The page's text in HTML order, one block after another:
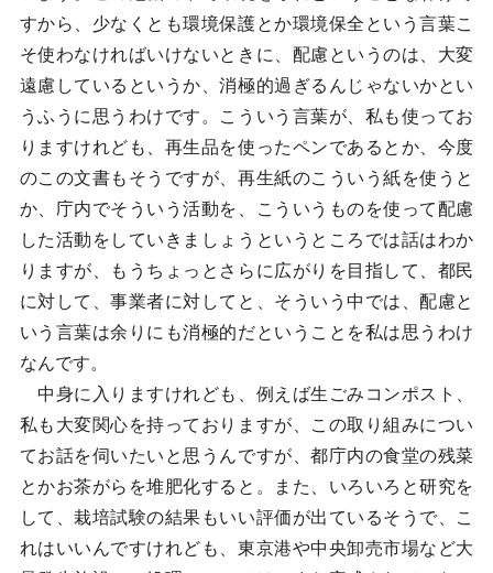
すから、少なくとも環境保護とか環境保全という言葉こ
そ使わなければいけないときに、配慮というのは、大変
遠慮しているというか、消極的過ぎるんじゃないかとい
うふうに思うわけです。こういう言葉が、私も使ってお
りますけれども、再生品を使ったペンであるとか、今度
のこの文書もそうですが、再生紙のこういう紙を使うと
か、庁内でそういう活動を、こういうものを使って配慮
した活動をしていきましょうというところでは話はわか
りますが、もうちょっとさらに広がりを目指して、都民
に対して、事業者に対してと、そういう中では、配慮と
いう言葉は余りにも消極的だということを私は思うわけ
なんです。
中身に入りますけれども、例えば生ごみコンポスト、
私も大変関心を持っておりますが、この取り組みについ
てお話を伺いたいと思うんですが、都庁内の食堂の残菜
とかお茶がらを堆肥化すると。また、いろいろと研究を
して、栽培試験の結果もいい評価が出ているそうで、こ
れはいいんですけれども、東京港や中央卸売市場など大